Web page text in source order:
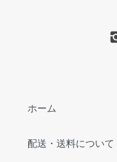
ホーム
配送・送料について